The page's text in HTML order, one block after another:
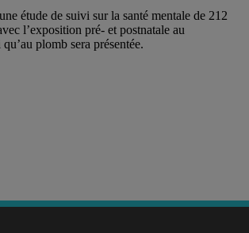
étude de suivi sur la santé mentale de 212
l’exposition pré- et postnatale au
plomb sera présentée.